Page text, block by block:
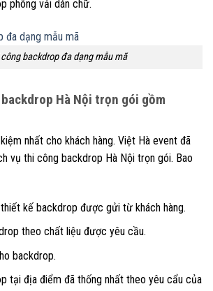
phông vải dán chữ.
công backdrop đa dạng mẫu mã
Hà Nội trọn gói gồm
nhất cho khách hàng. Việt Hà event đã
vụ thi công backdrop Hà Nội trọn gói. Bao
kế backdrop được gửi từ khách hàng.
theo chất liệu được yêu cầu.
backdrop.
tại địa điểm đã thống nhất theo yêu cẩu của